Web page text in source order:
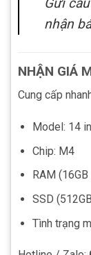
nhận
NHẬN GIÁ
Cung cấp
Model: 14
Chip: M4
RAM
SSD
Tình trạng